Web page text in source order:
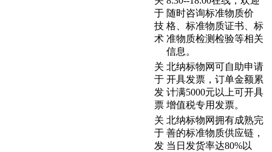
于
技
术
随时咨询标准物质价
格、标准物质证书、标
准物质检测检验等相关
信息。
关
于
发
票
北纳标物网可自助申请
开具发票，订单金额累
计满5000元以上可开具
增值税专用发票。
关
于
发
北纳标物网拥有成熟完
善的标准物质供应链，
当日发货率达80%以